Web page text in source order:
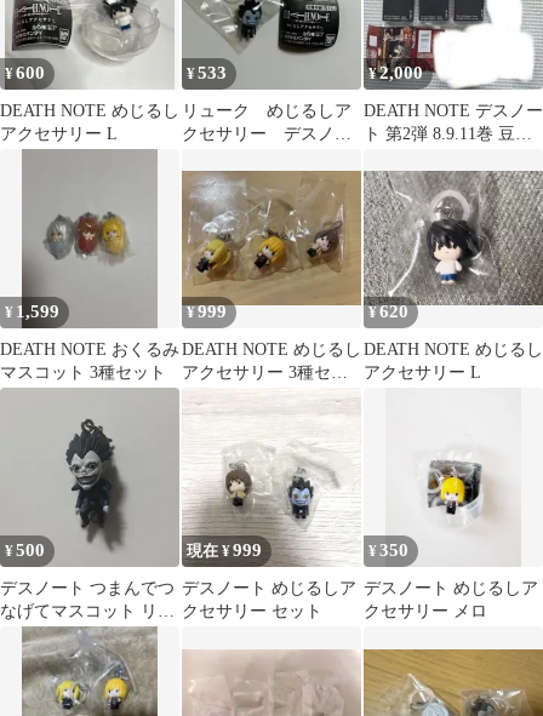
¥600
DEATH NOTE めじるし
アクセサリー L
¥533
リューク めじるしア
クセサリー デスノー
¥2,000
DEATH NOTE デスノー
ト 第2弾 8.9.11巻 豆ガ
¥ 1,599
DEATH NOTE おくるみ
マスコット 3種セット
¥999
DEATH NOTE めじるし
アクセサリー 3種セッ
ト
¥620
DEATH NOTE めじるし
アクセサリー L
¥500
デスノート つまんでつ
なげてマスコット リュ
ーク
現在 ¥999
デスノート めじるしア
クセサリー セット
¥350
デスノート めじるしア
クセサリー メロ